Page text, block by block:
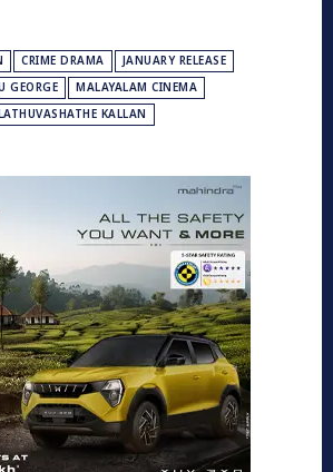
CRIME DRAMA
JANUARY RELEASE
GEORGE
MALAYALAM CINEMA
KALLAN